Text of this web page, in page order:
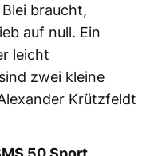
braucht,
auf null. Ein
leicht
zwei kleine
Krützfeldt